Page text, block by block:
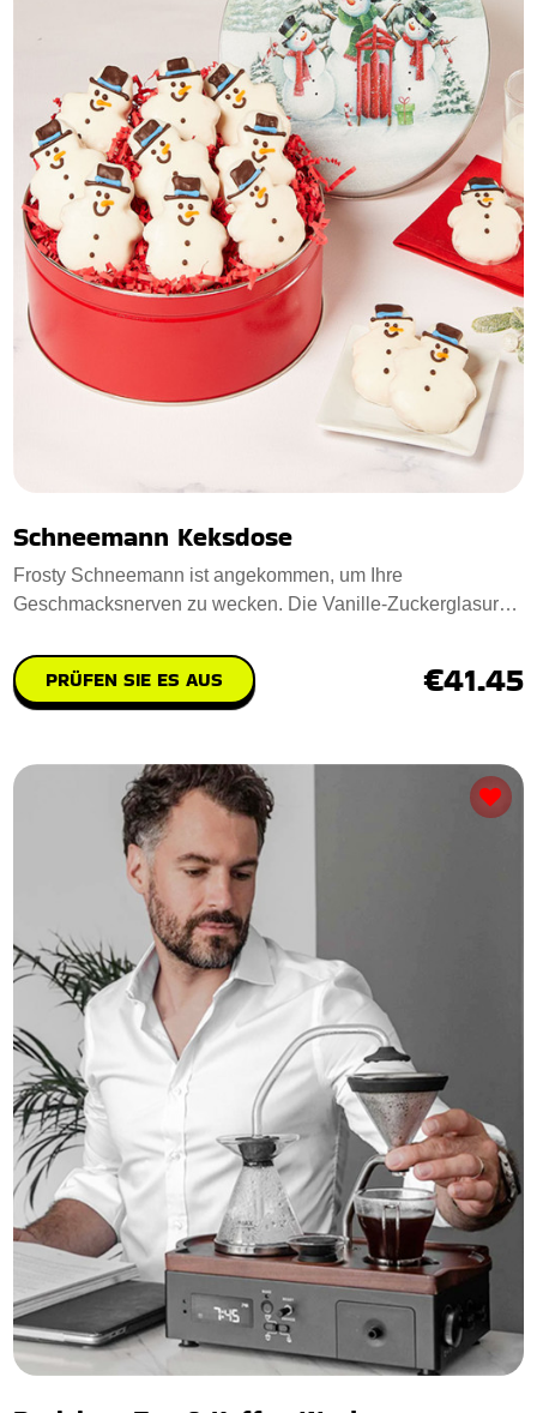
Schneemann Keksdose
Frosty Schneemann ist angekommen, um Ihre
Geschmacksnerven zu wecken. Die Vanille-Zuckerglasur
PRÜFEN SIE ES AUS €41.45